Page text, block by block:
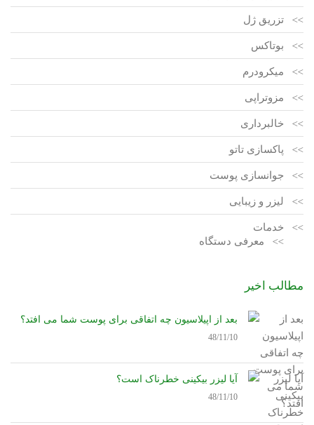
تزریق ژل
بوتاکس
میکرودرم
مزوتراپی
خالبرداری
پاکسازی تاتو
جوانسازی پوست
لیزر و زیبایی
خدمات
معرفی دستگاه
مطالب اخیر
بعد از اپیلاسیون چه اتفاقی برای پوست شما می افتد؟
48/11/10
آیا لیزر بیکینی خطرناک است؟
48/11/10